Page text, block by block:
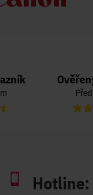
Ověřený zákazník
Hotline: